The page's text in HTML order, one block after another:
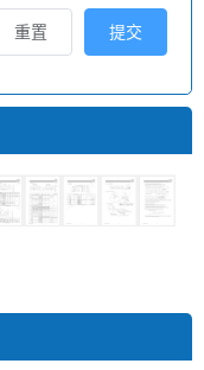
提交
重置